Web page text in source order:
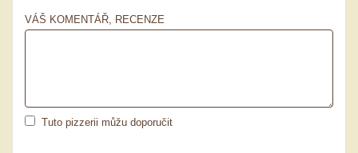
VÁŠ KOMENTÁŘ, RECENZE
Tuto pizzerii můžu doporučit